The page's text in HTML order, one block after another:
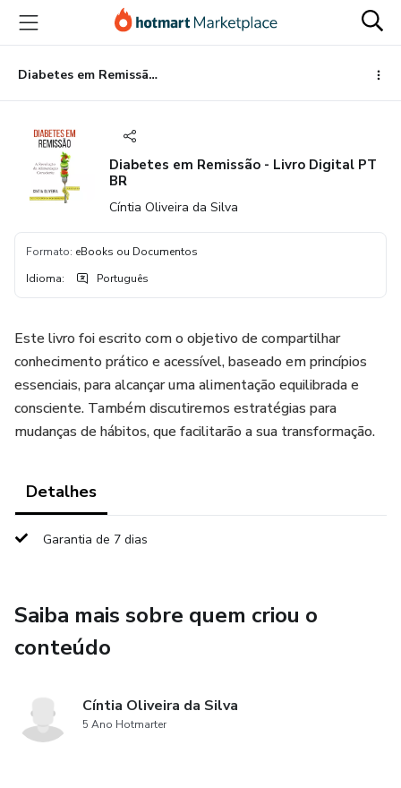
para
conteúdo
principal
para
pagamento
para
rodapé
Diabetes em Remissão - Livro Digital PT BR
Diabetes em Remissão - Livro Digital PT
BR
Cíntia Oliveira da Silva
Formato: eBooks ou Documentos
Idioma: Português
Este livro foi escrito com o objetivo de compartilhar
conhecimento prático e acessível, baseado em princípios
essenciais, para alcançar uma alimentação equilibrada e
consciente. Também discutiremos estratégias para
mudanças de hábitos, que facilitarão a sua transformação.
Detalhes
Garantia de 7 dias
Saiba mais sobre quem criou o
conteúdo
Cíntia Oliveira da Silva
5 Ano Hotmarter